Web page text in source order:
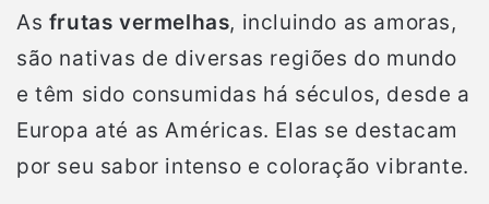
As frutas vermelhas, incluindo as amoras,
são nativas de diversas regiões do mundo
e têm sido consumidas há séculos, desde a
Europa até as Américas. Elas se destacam
por seu sabor intenso e coloração vibrante.